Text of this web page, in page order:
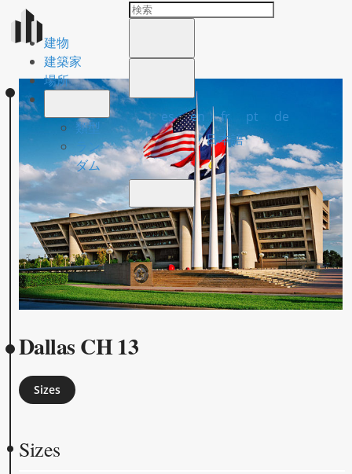
建物
建築家
場所
類型
ラン
ダム
es en fr pt
de
日本語
Dallas CH 13
Sizes
Sizes